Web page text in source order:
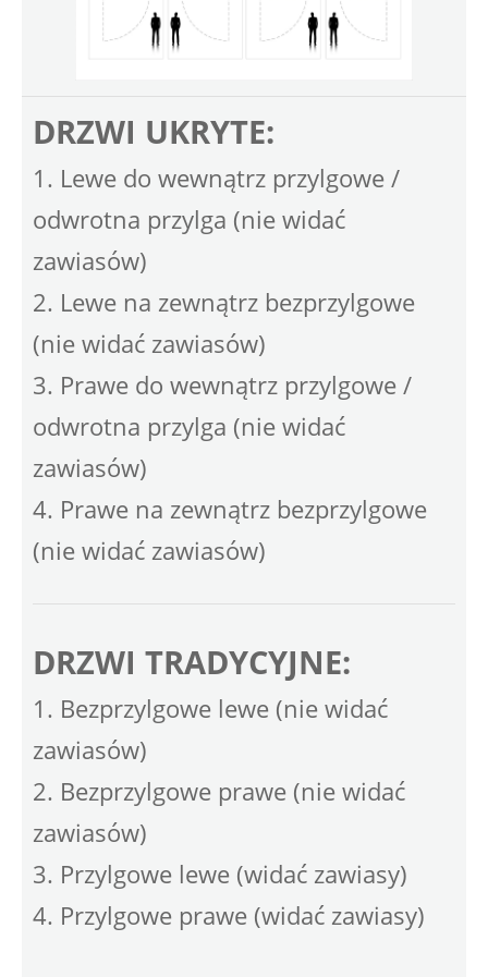
DRZWI UKRYTE:
1. Lewe do wewnątrz przylgowe /
odwrotna przylga (nie widać
zawiasów)
2. Lewe na zewnątrz bezprzylgowe
(nie widać zawiasów)
3. Prawe do wewnątrz przylgowe /
odwrotna przylga (nie widać
zawiasów)
4. Prawe na zewnątrz bezprzylgowe
(nie widać zawiasów)
DRZWI TRADYCYJNE:
1. Bezprzylgowe lewe (nie widać
zawiasów)
2. Bezprzylgowe prawe (nie widać
zawiasów)
3. Przylgowe lewe (widać zawiasy)
4. Przylgowe prawe (widać zawiasy)